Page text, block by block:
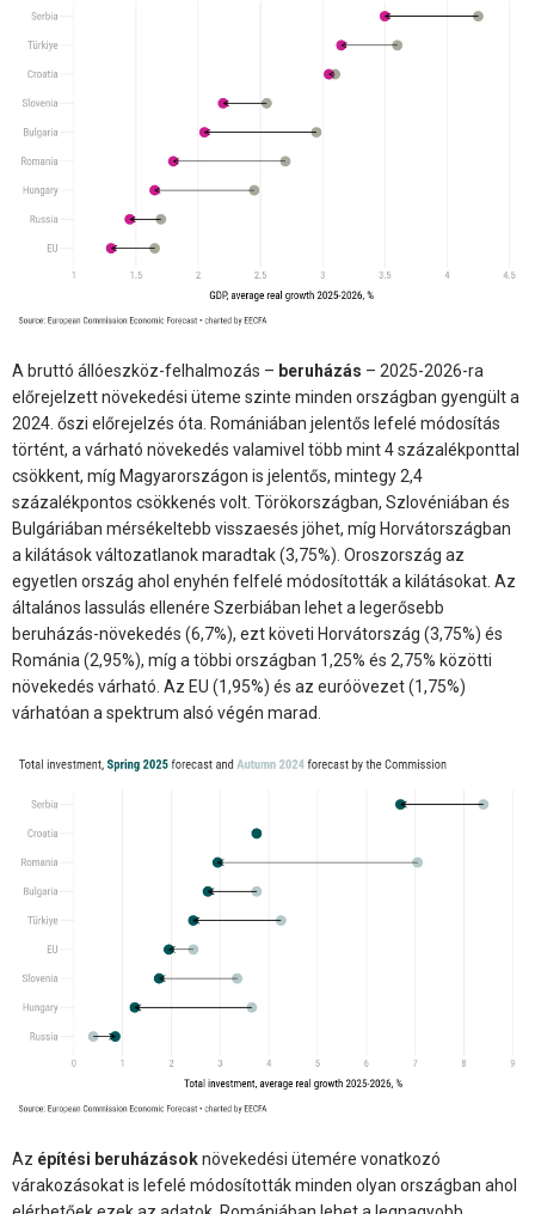
A bruttó állóeszköz-felhalmozás – beruházás – 2025-2026-ra
előrejelzett növekedési üteme szinte minden országban gyengült a
2024. őszi előrejelzés óta. Romániában jelentős lefelé módosítás
történt, a várható növekedés valamivel több mint 4 százalékponttal
csökkent, míg Magyarországon is jelentős, mintegy 2,4
százalékpontos csökkenés volt. Törökországban, Szlovéniában és
Bulgáriában mérsékeltebb visszaesés jöhet, míg Horvátországban
a kilátások változatlanok maradtak (3,75%). Oroszország az
egyetlen ország ahol enyhén felfelé módosították a kilátásokat. Az
általános lassulás ellenére Szerbiában lehet a legerősebb
beruházás-növekedés (6,7%), ezt követi Horvátország (3,75%) és
Románia (2,95%), míg a többi országban 1,25% és 2,75% közötti
növekedés várható. Az EU (1,95%) és az euróövezet (1,75%)
várhatóan a spektrum alsó végén marad.
Az építési beruházásoknövekedési ütemére vonatkozó
várakozásokat is lefelé módosították minden olyan országban ahol